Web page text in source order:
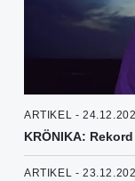
ARTIKEL -
KRÖNIKA:
ARTIKEL -